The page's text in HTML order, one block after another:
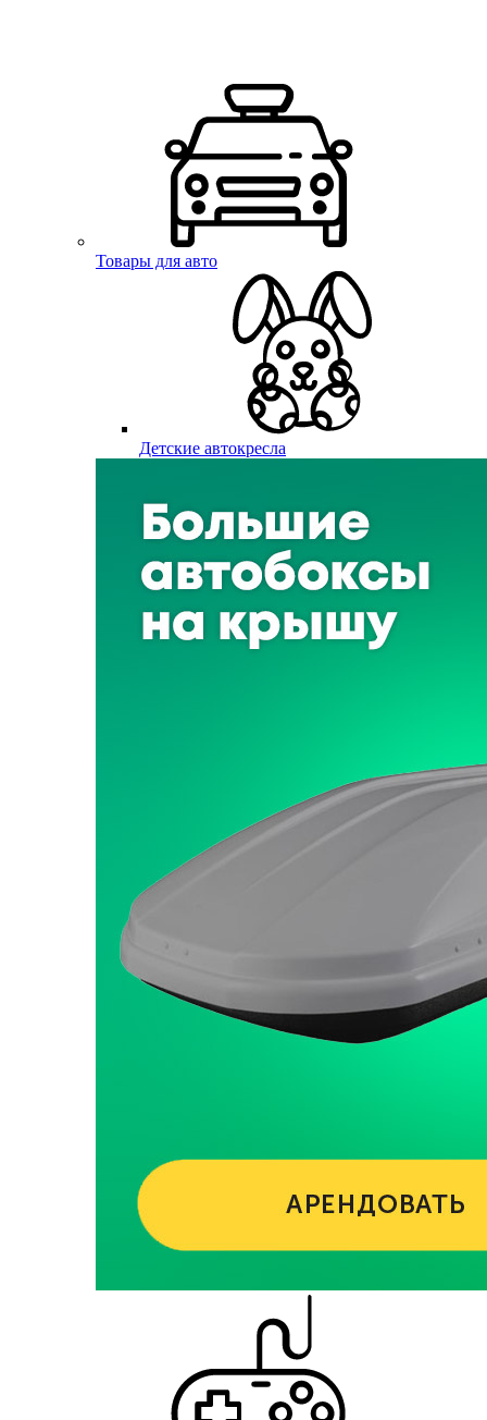
Товары для авто
Детские автокресла